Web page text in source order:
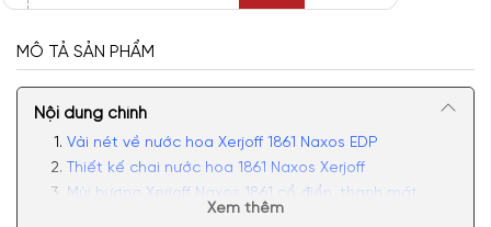
MÔ TẢ SẢN PHẨM
Nội dung chính
Vài nét về nước hoa Xerjoff 1861 Naxos EDP
Thiết kế chai nước hoa 1861 Naxos Xerjoff
Mùi hương Xerjoff Naxos 1861 cổ điển, thanh mát
Xem thêm